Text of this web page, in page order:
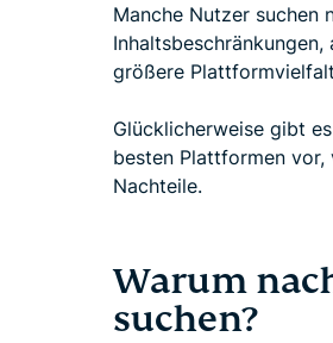
Manche Nutzer suchen
größere
Glücklicherweise gibt
besten Plattformen vor,
Nachteile.
Warum
suchen?